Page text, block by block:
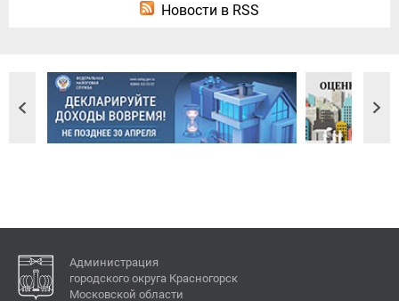
Новости в RSS
Администрация
городского округа Красногорск
Московской области